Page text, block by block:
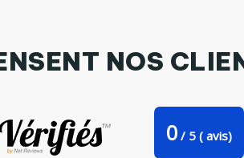
NOS
0 / 5 ( avis)